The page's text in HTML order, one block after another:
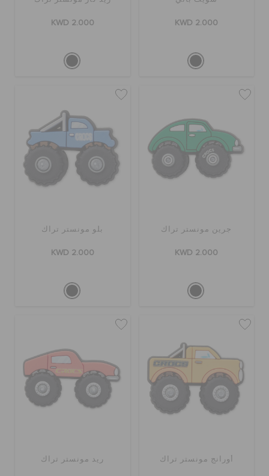
KWD 2.000
KWD 2.000
جرين مونستر تراك
KWD 2.000
بلو مونستر تراك
KWD 2.000
أورانج مونستر تراك ريد مونستر تراك